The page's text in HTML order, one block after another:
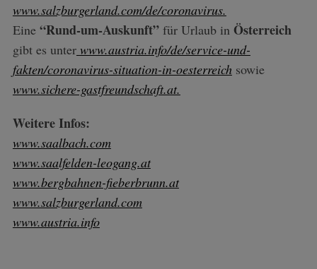
www.salzburgerland.com/de/coronavirus.
Eine “Rund-um-Auskunft”für Urlaub in Österreich
gibt es unterwww.austria.info/de/service-und-
fakten/coronavirus-situation-in-oesterreichsowie
www.sichere-gastfreundschaft.at.
Weitere Infos:
www.saalbach.com
www.saalfelden-leogang.at
www.bergbahnen-fieberbrunn.at
www.salzburgerland.com
www.austria.info